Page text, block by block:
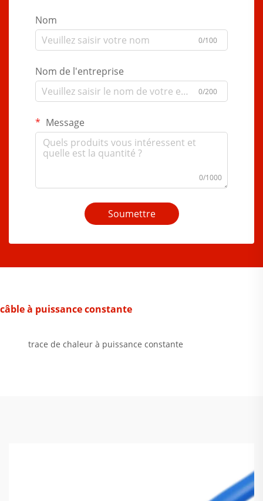
Nom
0/100
Nom de l'entreprise
0/200
Message
0/1000
Soumettre
câble à puissance constante
trace de chaleur à puissance constante